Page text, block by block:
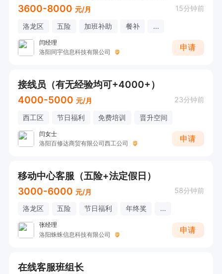
3600-8000 元/月 15分钟前
洛龙区 五险 加班补助 餐补 ...
闫经理
洛阳同宇信息科技有限公司
申请
接线员（有无经验均可+4000+）
4000-5000 元/月 23分钟前
西工区 节日福利 免费培训 晋升空间
闫女士
洛阳百修达商贸有限公司西工公司
申请
移动中心客服（五险+法定假日）
3000-6000 元/月 58分钟前
洛龙区 五险 节日福利 年终奖 ...
张经理
洛阳蛛蛛信息科技有限公司
申请
在线客服班组长